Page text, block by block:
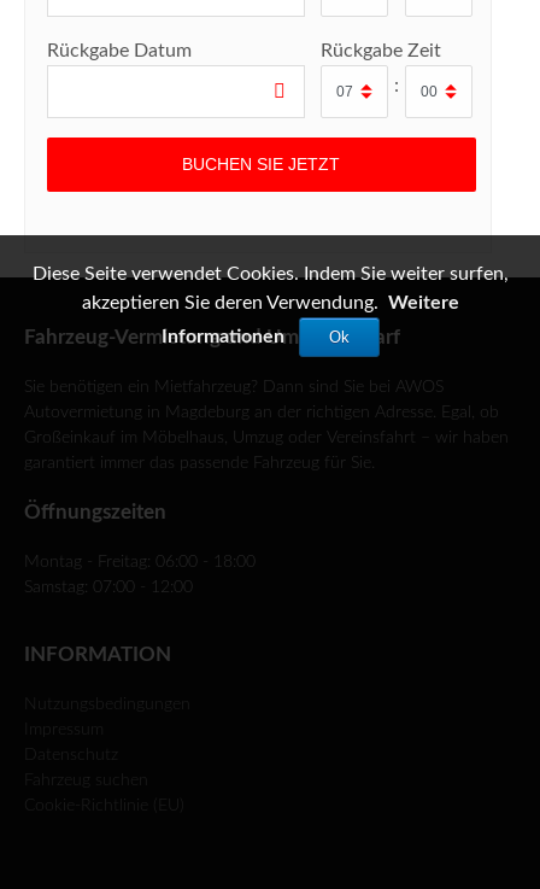
Rückgabe Datum
Rückgabe Zeit
:
Fahrzeug-Vermietung und Umzugsbedarf
Sie benötigen ein Mietfahrzeug? Dann sind Sie bei AWOS
Autovermietung in Magdeburg an der richtigen Adresse. Egal, ob
Großeinkauf im Möbelhaus, Umzug oder Vereinsfahrt – wir haben
garantiert immer das passende Fahrzeug für Sie.
Öffnungszeiten
Montag - Freitag: 06:00 - 18:00
Samstag: 07:00 - 12:00
INFORMATION
Nutzungsbedingungen
Fahrzeug suchen
Cookie-Richtlinie (EU)
Diese Seite verwendet Cookies. Indem Sie weiter surfen,
akzeptieren Sie deren Verwendung. Weitere
Informationen
Ok